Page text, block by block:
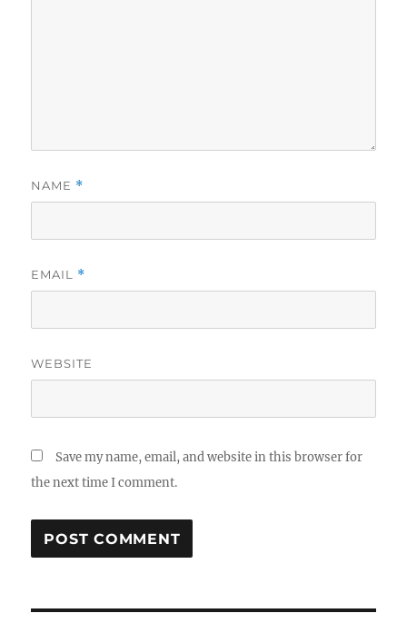
NAME *
EMAIL *
WEBSITE
Save my name, email, and website in this browser for
the next time I comment.